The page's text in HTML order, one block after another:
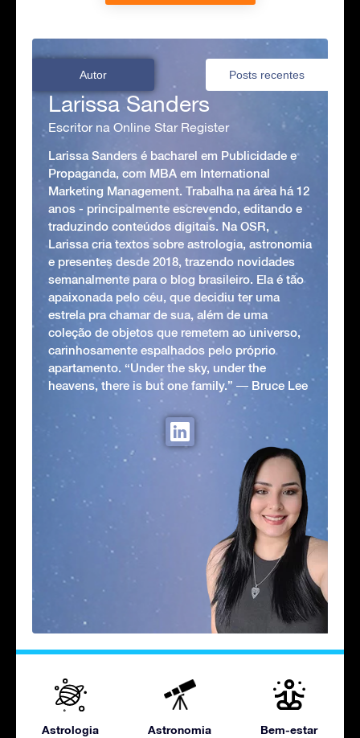
Autor Posts recentes
Larissa Sanders
Escritor na Online Star Register
Larissa Sanders é bacharel em Publicidade e
Propaganda, com MBA em International
Marketing Management. Trabalha na área há 12
anos - principalmente escrevendo, editando e
traduzindo conteúdos digitais. Na OSR,
Larissa cria textos sobre astrologia, astronomia
e presentes desde 2018, trazendo novidades
semanalmente para o blog brasileiro. Ela é tão
apaixonada pelo céu, que decidiu ter uma
estrela pra chamar de sua, além de uma
coleção de objetos que remetem ao universo,
carinhosamente espalhados pelo próprio
apartamento. “Under the sky, under the
heavens, there is but one family.” ― Bruce Lee
Astrologia Astronomia Bem-estar